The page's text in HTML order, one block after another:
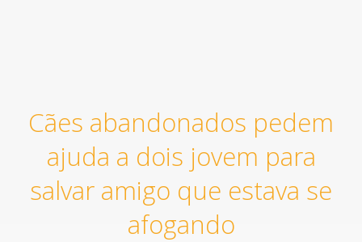
Cães abandonados pedem
ajuda a dois jovem para
salvar amigo que estava se
afogando